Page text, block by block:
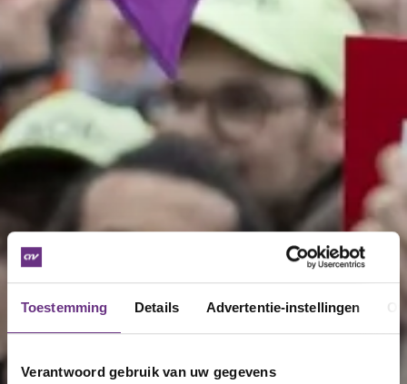
Toestemming Details Advertentie-instellingen
Verantwoord gebruik van uw gegevens